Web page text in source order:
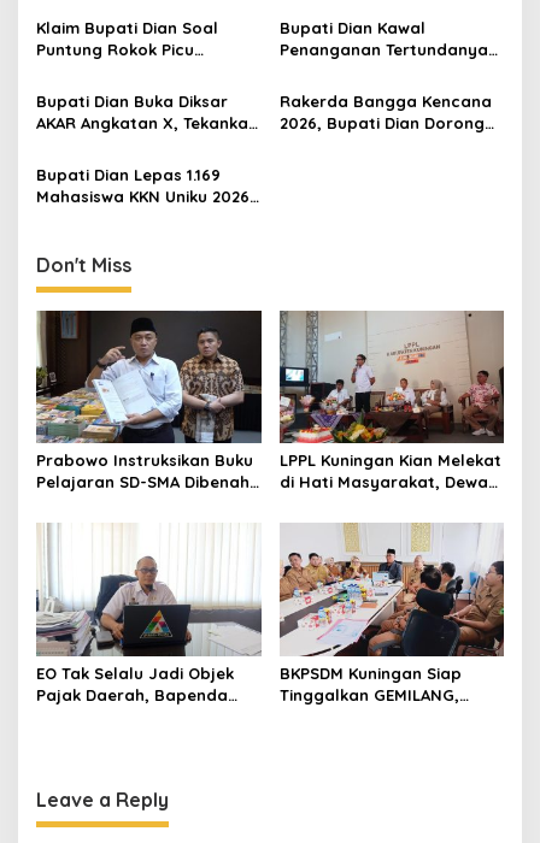
Klaim Bupati Dian Soal
Puntung Rokok Picu
Jabar Hejo, Sebut Tak
Sesuai Kajian Ilmiah
Bupati Dian Kawal
Penanganan Tertundanya
Umrah Kuningan, Minta Hak
Jemaah Dipenuhi
Bupati Dian Buka Diksar
AKAR Angkatan X, Tekankan
Kepedulian Lingkungan
Rakerda Bangga Kencana
2026, Bupati Dian Dorong
Bupati Dian Lepas 1.169
Mahasiswa KKN Uniku 2026,
Desa
Don't Miss
Prabowo Instruksikan Buku
Pelajaran SD-SMA Dibenahi,
sebagai Referensi
LPPL Kuningan Kian Melekat
di Hati Masyarakat, Dewas
Digital
EO Tak Selalu Jadi Objek
Pajak Daerah, Bapenda
BKPSDM Kuningan Siap
Tinggalkan GEMILANG,
Leave a Reply